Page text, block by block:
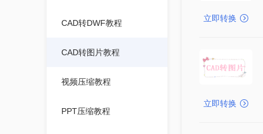
CAD转DWF教程
CAD转图片教程
视频压缩教程
PPT压缩教程
立即转换
立即转换